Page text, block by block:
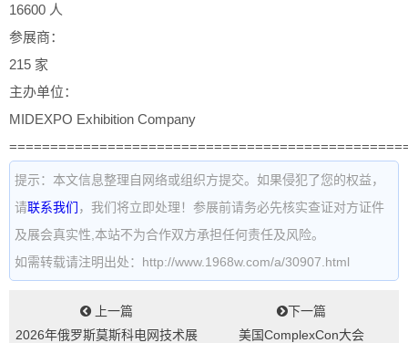
16600 人
参展商：
215 家
主办单位：
MIDEXPO Exhibition Company
提示：本文信息整理自网络或组织方提交。如果侵犯了您的权益，
请联系我们 ，我们将立即处理！参展前请务必先核实查证对方证件
及展会真实性,本站不为合作双方承担任何责任及风险。
如需转载请注明出处：http://www.1968w.com/a/30907.html
上一篇
2026年俄罗斯莫斯科电网技术展
下一篇
美国ComplexCon大会